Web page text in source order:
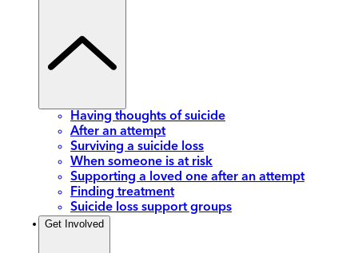
Having thoughts of suicide
After an attempt
Surviving a suicide loss
When someone is at risk
Supporting a loved one after an attempt
Finding treatment
Suicide loss support groups
Get Involved